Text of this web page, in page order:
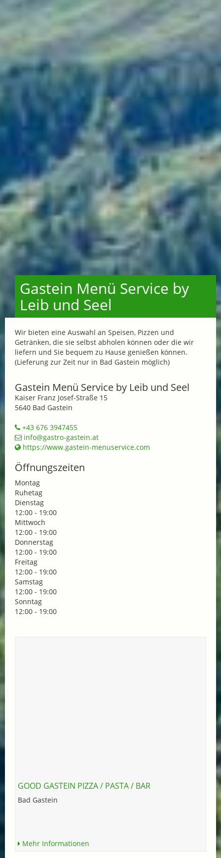
Gastein Menü Service by
Leib und Seel
Wir bieten eine Auswahl an Speisen, Pizzen und
Getränken, die sie selbst abholen können oder die wir
liefern und Sie bequem zu Hause genießen können.
(Lieferung zur Zeit nur in Bad Gastein möglich)
Gastein Menü Service by Leib und Seel
Kaiser Franz Josef-Straße 15
5640 Bad Gastein
+43 676 3947455
info@gastro-gastein.at
https://www.gastein-menuservice.com
Öffnungszeiten
Montag
Ruhetag
Dienstag
12:00 - 19:00
Mittwoch
12:00 - 19:00
Donnerstag
12:00 - 19:00
Freitag
12:00 - 19:00
Samstag
12:00 - 19:00
Sonntag
12:00 - 19:00
GOOD GASTEIN PIZZA / PASTA / BAR
Bad Gastein
Mehr Informationen